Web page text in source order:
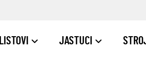
LISTOVI JASTUCI